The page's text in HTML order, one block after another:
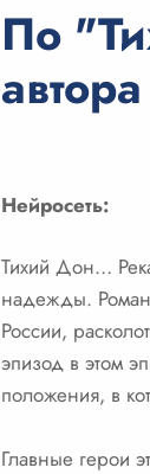
По
Нейросеть:
Тихий Дон…
надежды. Роман
России,
эпизод в этом
положения, в
Главные герои